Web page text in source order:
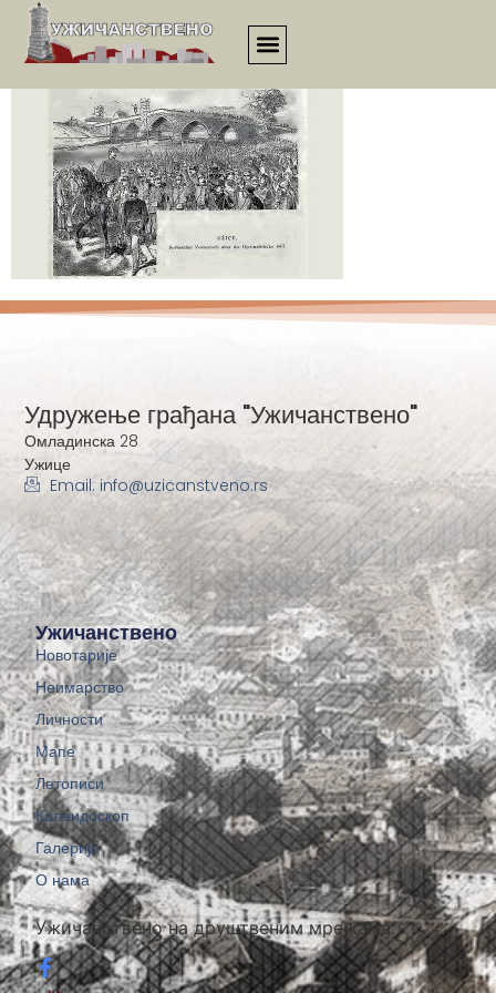
esej00186
Ужичанствено на друштвеним мрежама:
Ужичанствено
Новотарије
Неимарство
Личности
Мапе
Летописи
Калеидоскоп
Галерије
О нама
Удружење грађана "Ужичанствено"
Омладинска 28
Ужице
Email: info@uzicanstveno.rs